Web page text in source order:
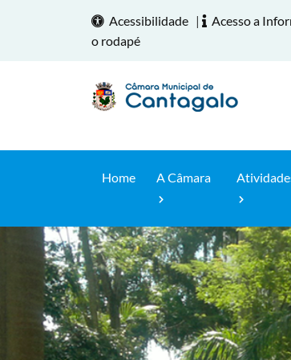
Acessibilidade | Acesso a
o rodapé
Home A Câmara